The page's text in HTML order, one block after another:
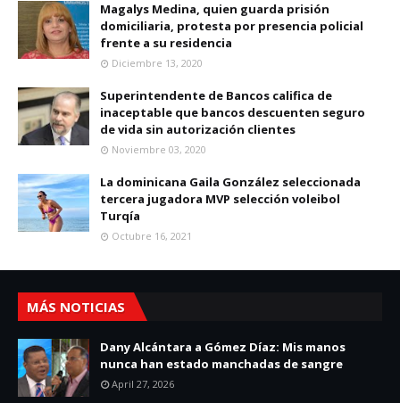
Magalys Medina, quien guarda prisión
domiciliaria, protesta por presencia policial
frente a su residencia
Diciembre 13, 2020
Superintendente de Bancos califica de
inaceptable que bancos descuenten seguro
de vida sin autorización clientes
Noviembre 03, 2020
La dominicana Gaila González seleccionada
tercera jugadora MVP selección voleibol
Turqía
Octubre 16, 2021
MÁS NOTICIAS
Dany Alcántara a Gómez Díaz: Mis manos
nunca han estado manchadas de sangre
April 27, 2026